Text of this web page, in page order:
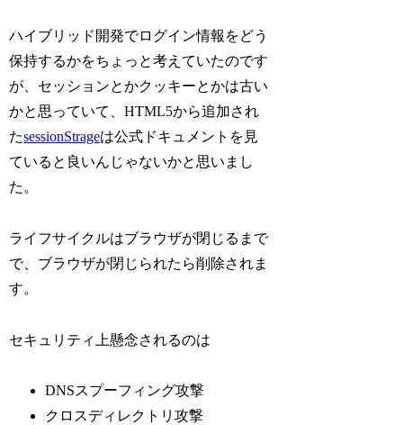
ハイブリッド開発でログイン情報をどう
保持するかをちょっと考えていたのです
が、セッションとかクッキーとかは古い
かと思っていて、HTML5から追加され
たsessionStrageは公式ドキュメントを見
ていると良いんじゃないかと思いまし
た。
ライフサイクルはブラウザが閉じるまで
で、ブラウザが閉じられたら削除されま
す。
セキュリティ上懸念されるのは
DNSスプーフィング攻撃
クロスディレクトリ攻撃